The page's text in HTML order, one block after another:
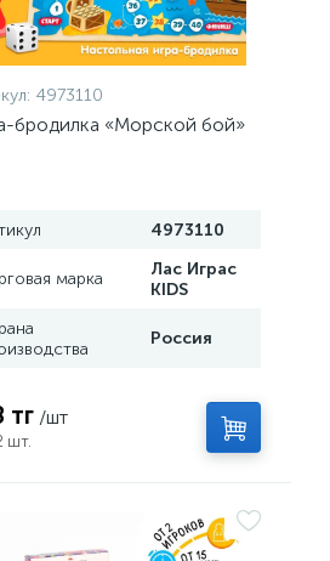
4973110
бродилка «Морской бой»
4973110
марка
Лас Играс
KIDS
Россия
тг /шт
шт.